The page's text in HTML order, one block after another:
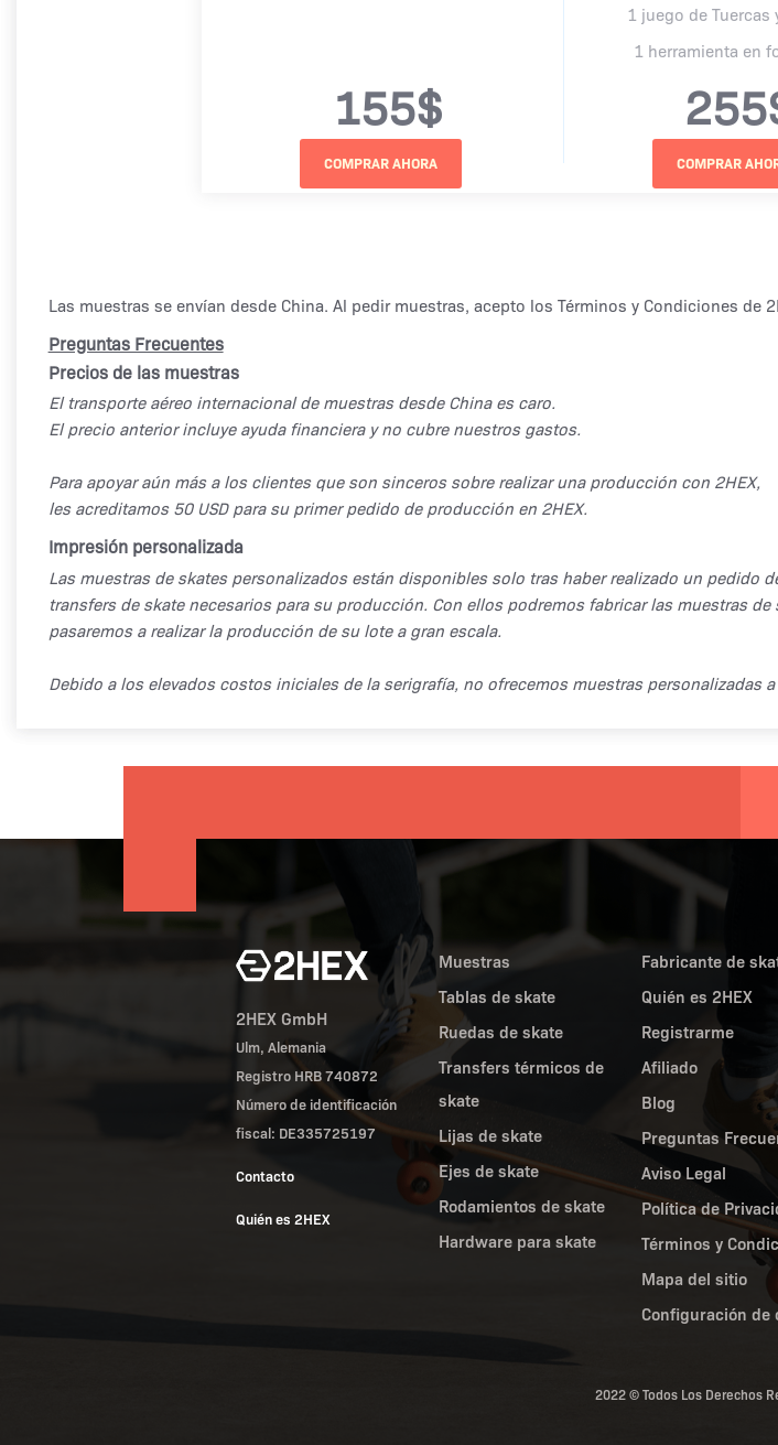
155$
1 juego de Tuercas
1 herramienta en
Las muestras se envían desde China. Al pedir muestras, acepto los Términos y Condiciones de
Preguntas Frecuentes
Precios de las muestras
El transporte aéreo internacional de muestras desde China es caro.
El precio anterior incluye ayuda financiera y no cubre nuestros gastos.
Para apoyar aún más a los clientes que son sinceros sobre realizar una producción con 2HEX,
les acreditamos 50 USD para su primer pedido de producción en 2HEX.
Impresión personalizada
Las muestras de skates personalizados están disponibles solo tras haber realizado un
transfers de skate necesarios para su producción. Con ellos podremos fabricar las muestras
pasaremos a realizar la producción de su lote a gran escala.
Debido a los elevados costos iniciales de la serigrafía, no ofrecemos muestras personalizadas
2HEX GmbH
Ulm, Alemania
Registro HRB 740872
Número de identificación
fiscal: DE335725197
Contacto
Quién es 2HEX
Muestras
Tablas de skate
Ruedas de skate
Transfers térmicos de
skate
Lijas de skate
Ejes de skate
Rodamientos de skate
Hardware para skate
Fabricante de
Quién es 2HEX
Registrarme
Afiliado
Blog
Preguntas
Aviso Legal
Política de
Términos y
Mapa del sitio
Configuración de
2022 © Todos Los Derechos